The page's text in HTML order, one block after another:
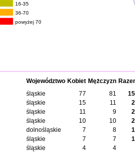
16-35
36-70
powyżej 70
Województwo Kobiet Mężczyzn
śląskie 77 81
śląskie 15 11
śląskie 11 9
śląskie 10 10
dolnośląskie 7 8
śląskie 7 7
śląskie 4
4